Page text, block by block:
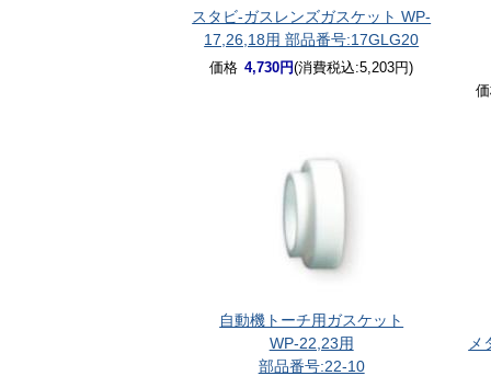
スタビ-ガスレンズガスケット WP-
17,26,18用 部品番号:17GLG20
価格 4,730円(消費税込:5,203円)
自動機トーチ用ガスケット
WP-22,23用
部品番号:22-10
メ